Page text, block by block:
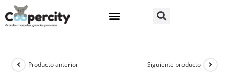
Producto anterior Siguiente producto